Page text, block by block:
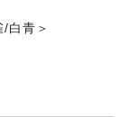
白青＞